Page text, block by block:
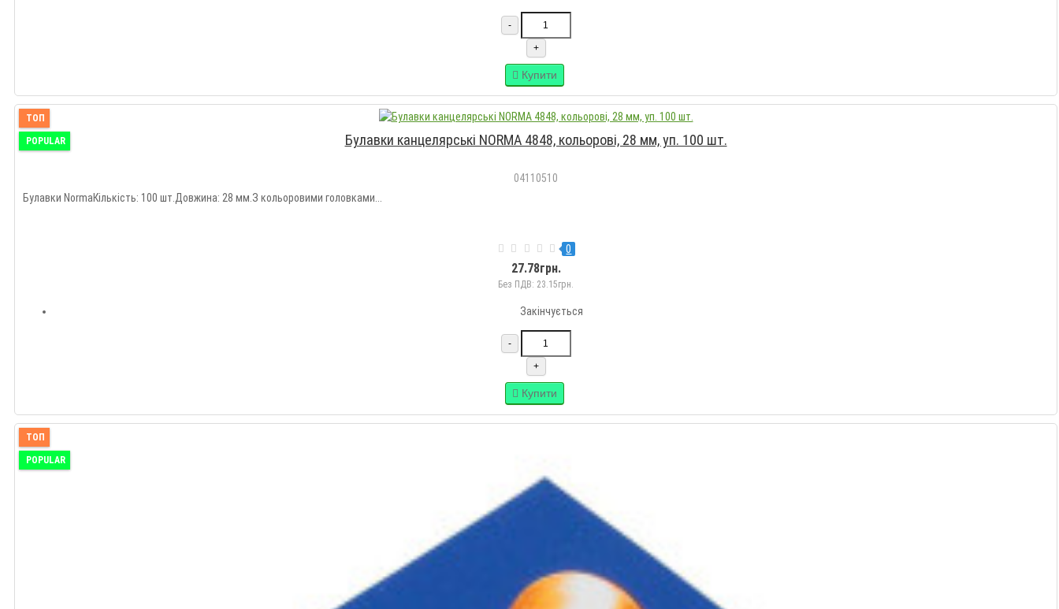
-
+
Купити
ТОП
POPULAR Булавки канцелярські NORMA 4848, кольорові, 28 мм, уп. 100 шт.
04110510
Булавки NormaКількість: 100 шт.Довжина: 28 мм.З кольоровими головками...
0
27.78грн.
Без ПДВ: 23.15грн.
Закінчується
-
+
Купити
ТОП
POPULAR